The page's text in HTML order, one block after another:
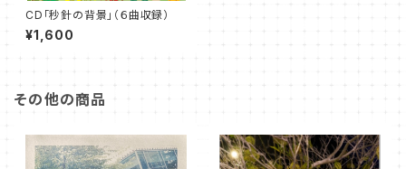
CD「秒針の背景」（６曲収録）
¥1,600
その他の商品